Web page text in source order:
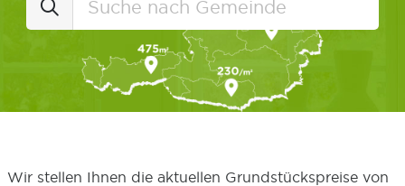
Wir stellen Ihnen die aktuellen Grundstückspreise von